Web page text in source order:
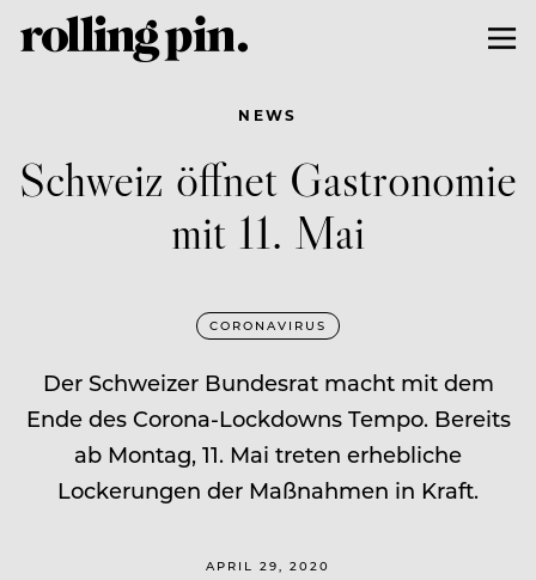
NEWS
Schweiz öffnet Gastronomie
mit 11. Mai
CORONAVIRUS
Der Schweizer Bundesrat macht mit dem
Ende des Corona-Lockdowns Tempo. Bereits
ab Montag, 11. Mai treten erhebliche
Lockerungen der Maßnahmen in Kraft.
APRIL 29, 2020